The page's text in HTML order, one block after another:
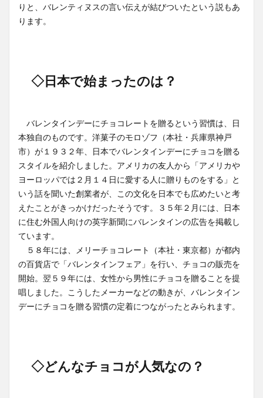
りと、バレンティヌスの言い伝えが結びついたという説もあ
ります。
◇日本で始まったのは？
バレンタインデーにチョコレートを贈るという習慣は、日
本独自のものです。洋菓子のモロゾフ（本社・兵庫県神戸
市）が１９３２年、日本でバレンタインデーにチョコを贈る
スタイルを紹介しました。アメリカの友人から「アメリカや
ヨーロッパでは２月１４日に愛する人に贈りものをする」と
いう話を聞いた創業者が、この文化を日本でも広めたいと考
えたことがきっかけだったそうです。３５年２月には、日本
に住む外国人向けの英字新聞にバレンタインの広告を掲載し
ています。
５８年には、メリーチョコレート（本社・東京都）が都内
の百貨店で「バレンタインフェア」を行い、チョコの販売を
開始。翌５９年には、女性から男性にチョコを贈ることを提
唱しました。こうしたメーカーなどの動きが、バレンタイン
デーにチョコを贈る習慣の定着につながったとみられます。
◇どんなチョコが人気なの？